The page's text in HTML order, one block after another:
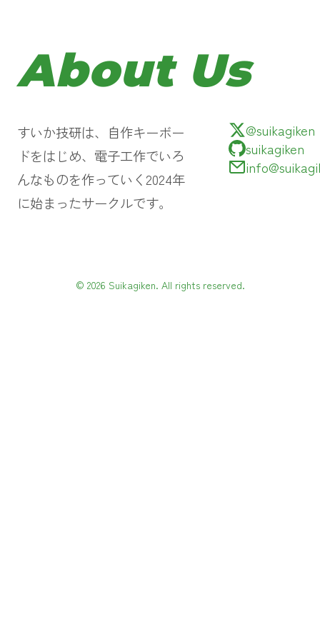
About Us
すいか技研は、自作キーボー
ドをはじめ、電子工作でいろ
んなものを作っていく2024年
に始まったサークルです。
@suikagiken
suikagiken
© 2026 Suikagiken. All rights reserved.